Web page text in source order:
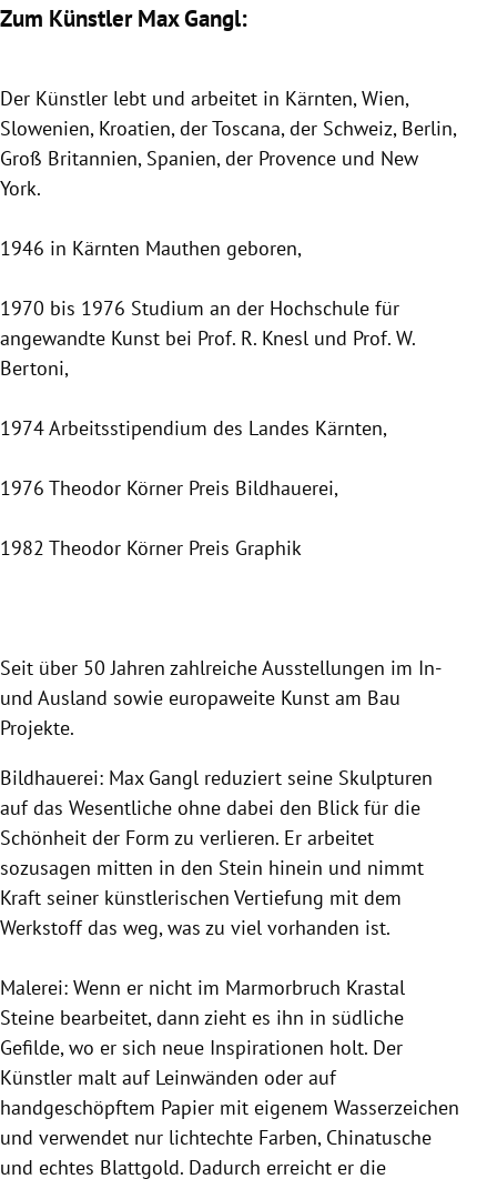
Zum Künstler Max Gangl:
Der Künstler lebt und arbeitet in Kärnten, Wien,
Slowenien, Kroatien, der Toscana, der Schweiz, Berlin,
Groß Britannien, Spanien, der Provence und New
York.
1946 in Kärnten Mauthen geboren,
1970 bis 1976 Studium an der Hochschule für
angewandte Kunst bei Prof. R. Knesl und Prof. W.
Bertoni,
1974 Arbeitsstipendium des Landes Kärnten,
1976 Theodor Körner Preis Bildhauerei,
1982 Theodor Körner Preis Graphik
Seit über 50 Jahren zahlreiche Ausstellungen im In-
und Ausland sowie europaweite Kunst am Bau
Projekte.
Bildhauerei: Max Gangl reduziert seine Skulpturen
auf das Wesentliche ohne dabei den Blick für die
Schönheit der Form zu verlieren. Er arbeitet
sozusagen mitten in den Stein hinein und nimmt
Kraft seiner künstlerischen Vertiefung mit dem
Werkstoff das weg, was zu viel vorhanden ist.
Malerei: Wenn er nicht im Marmorbruch Krastal
Steine bearbeitet, dann zieht es ihn in südliche
Gefilde, wo er sich neue Inspirationen holt. Der
Künstler malt auf Leinwänden oder auf
handgeschöpftem Papier mit eigenem Wasserzeichen
und verwendet nur lichtechte Farben, Chinatusche
und echtes Blattgold. Dadurch erreicht er die